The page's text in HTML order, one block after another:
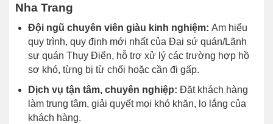
Nha Trang
Đội ngũ chuyên viên giàu kinh nghiệm: Am hiểu
quy trình, quy định mới nhất của Đại sứ quán/Lãnh
sự quán Thụy Điển, hỗ trợ xử lý các trường hợp hồ
sơ khó, từng bị từ chối hoặc cần đi gấp.
Dịch vụ tận tâm, chuyên nghiệp: Đặt khách hàng
làm trung tâm, giải quyết mọi khó khăn, lo lắng của
khách hàng.